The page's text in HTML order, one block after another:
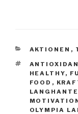
AKTIONEN ,
HEALTHY,
FOOD ,
OLYMPIA